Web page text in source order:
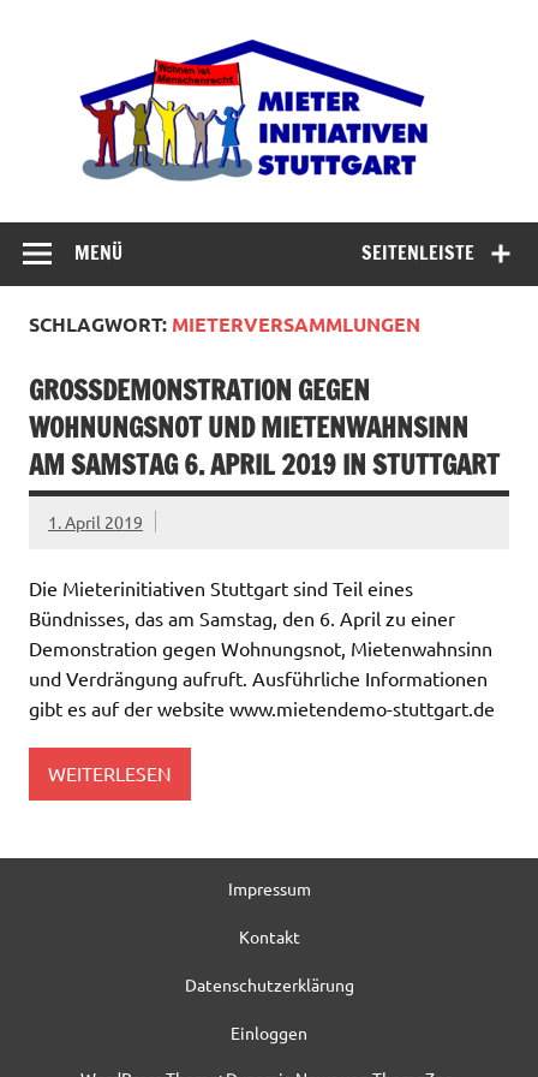
verteidigen
SEITENLEISTE
MENÜ
SCHLAGWORT: MIETERVERSAMMLUNGEN
GROSSDEMONSTRATION GEGEN W
OHNUNGSNOT UND MIETENWAHNSINN A
M SAMSTAG 6. APRIL 2019 IN STUTTGART
1. April 2019
Die Mieterinitiativen Stuttgart sind Teil eines
Bündnisses, das am Samstag, den 6. April zu einer
Demonstration gegen Wohnungsnot, Mietenwahnsinn
und Verdrängung aufruft. Ausführliche Informationen
gibt es auf der website www.mietendemo-stuttgart.de
WEITERLESEN
Impressum
Kontakt
Datenschutzerklärung
Einloggen